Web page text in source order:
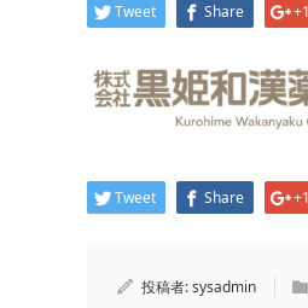
Tweet Share +1
Tweet Share +1
投稿者:sysadmin